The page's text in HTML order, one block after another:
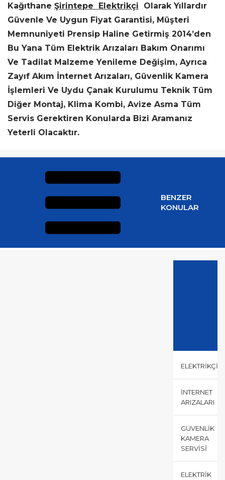
Kağıthane Şirintepe Elektrikçi Olarak Yıllardır
Güvenle Ve Uygun Fiyat Garantisi, Müşteri
Memnuniyeti Prensip Haline Getirmiş 2014’den
Bu Yana Tüm Elektrik Arızaları Bakım Onarımı
Ve Tadilat Malzeme Yenileme Değişim, Ayrıca
Zayıf Akım İnternet Arızaları, Güvenlik Kamera
İşlemleri Ve Uydu Çanak Kurulumu Teknik Tüm
Diğer Montaj, Klima Kombi, Avize Asma Tüm
Servis Gerektiren Konularda Bizi Aramanız
Yeterli Olacaktır.
BENZER
KONULAR
ELEKTRIKÇI
İNTERNET
ARIZALARI
GÜVENLIK
KAMERA
SERVISI
ELEKTRIK